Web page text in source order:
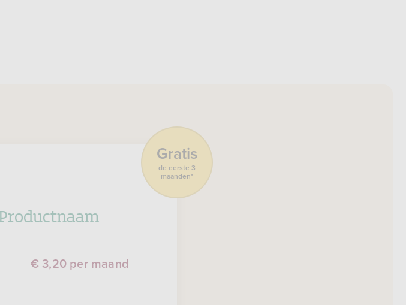
Gratis
de eerste 3
maanden*
€ 3,20 per maand